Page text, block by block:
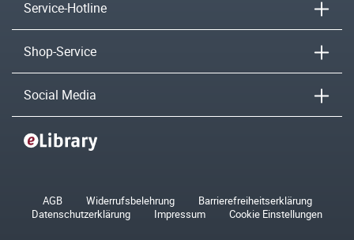
Service-Hotline
Shop-Service
Social Media
AGB Widerrufsbelehrung
Barrierefreiheitserklärung
Datenschutzerklärung
Impressum Cookie Einstellungen